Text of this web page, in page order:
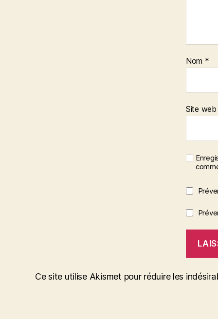
Nom *
Site web
Ce site utilise Akismet pour réduire les